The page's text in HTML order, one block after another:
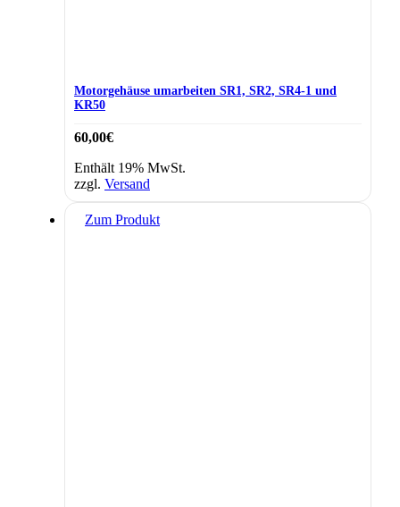
Motorgehäuse umarbeiten SR1, SR2, SR4-1 und
KR50
60,00€
Enthält 19% MwSt.
zzgl. Versand
Zum Produkt